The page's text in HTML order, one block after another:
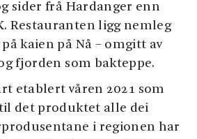
sider frå Hardanger enn
Restauranten ligg nemleg
kaien på Nå – omgitt av
fjorden som bakteppe.
etablert våren 2021 som
det produktet alle dei
i regionen har